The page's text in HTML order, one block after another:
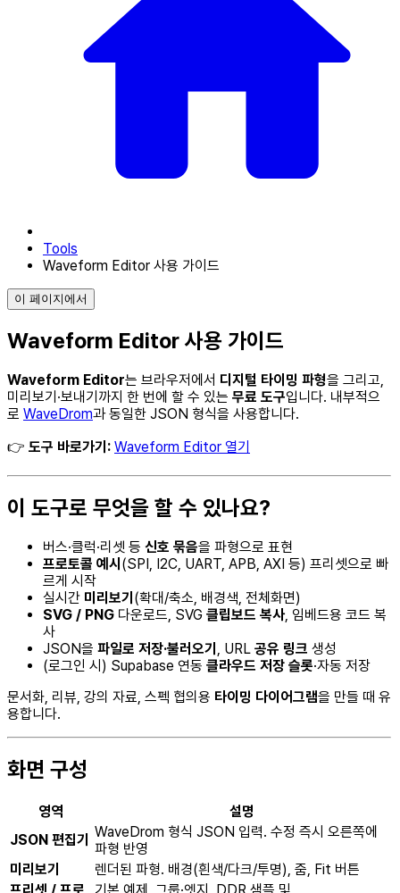
Tools
Waveform Editor 사용 가이드
이 페이지에서
Waveform Editor 사용 가이드
Waveform Editor는 브라우저에서 디지털 타이밍 파형을 그리고,
미리보기·보내기까지 한 번에 할 수 있는 무료 도구입니다. 내부적으
로 WaveDrom과 동일한 JSON 형식을 사용합니다.
👉 도구 바로가기: Waveform Editor 열기
이 도구로 무엇을 할 수 있나요?
버스·클럭·리셋 등 신호 묶음을 파형으로 표현
프로토콜 예시 (SPI, I2C, UART, APB, AXI 등) 프리셋으로 빠
르게 시작
실시간 미리보기 (확대/축소, 배경색, 전체화면)
SVG / PNG 다운로드, SVG 클립보드 복사, 임베드용 코드 복
사
JSON을 파일로 저장·불러오기 , URL 공유 링크 생성
(로그인 시) Supabase 연동 클라우드 저장 슬롯·자동 저장
문서화, 리뷰, 강의 자료, 스펙 협의용 타이밍 다이어그램을 만들 때 유
용합니다.
화면 구성
영역
설명
JSON 편집기
WaveDrom 형식 JSON 입력. 수정 즉시 오른쪽에
파형 반영
미리보기
렌더된 파형. 배경(흰색/다크/투명), 줌, Fit 버튼
프리셋 / 프로
기본 예제, 그룹·엣지, DDR 샘플 및